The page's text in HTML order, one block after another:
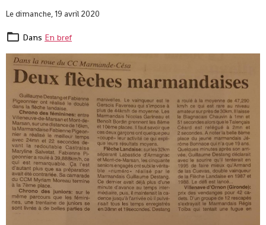
Le dimanche, 19 avril 2020
Dans En bref